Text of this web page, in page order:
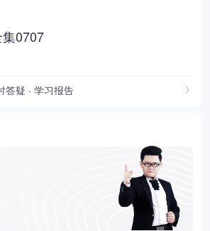
0707
答疑 · 学习报告